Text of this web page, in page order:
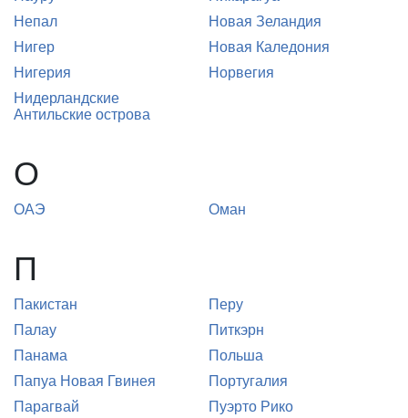
Непал
Нигер
Нигерия
Нидерландские
Антильские острова
Новая Зеландия
Новая Каледония
Норвегия
О
ОАЭ Оман
П
Пакистан
Палау
Панама
Папуа Новая Гвинея
Парагвай
Перу
Питкэрн
Польша
Португалия
Пуэрто Рико